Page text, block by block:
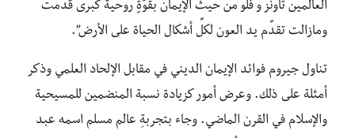
العالمين تاونز و فلو من حيث الإيمان بقوَّةٍ روحية كبرى قدَّمت
ومازالت تقدِّم يد العون لكلِّ أشكال الحياة على الأرض”.
تناول جيروم فوائد الإيمان الديني في مقابل الإلحاد العلمي وذكر
أمثلة على ذلك. وعرض أمور كزيادة نسبة المنضمين للمسيحية
والإسلام في القرن الماضي. وجاء بتجربةِ عالم مسلم اسمه عبد